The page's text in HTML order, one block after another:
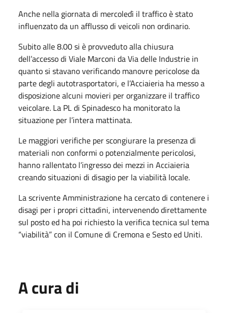
Anche nella giornata di mercoledì il traffico è stato
influenzato da un afflusso di veicoli non ordinario.
Subito alle 8.00 si è provveduto alla chiusura
dell’accesso di Viale Marconi da Via delle Industrie in
quanto si stavano verificando manovre pericolose da
parte degli autotrasportatori, e l’Acciaieria ha messo a
disposizione alcuni movieri per organizzare il traffico
veicolare. La PL di Spinadesco ha monitorato la
situazione per l’intera mattinata.
Le maggiori verifiche per scongiurare la presenza di
materiali non conformi o potenzialmente pericolosi,
hanno rallentato l’ingresso dei mezzi in Acciaieria
creando situazioni di disagio per la viabilità locale.
La scrivente Amministrazione ha cercato di contenere i
disagi per i propri cittadini, intervenendo direttamente
sul posto ed ha poi richiesto la verifica tecnica sul tema
“viabilità” con il Comune di Cremona e Sesto ed Uniti.
A cura di